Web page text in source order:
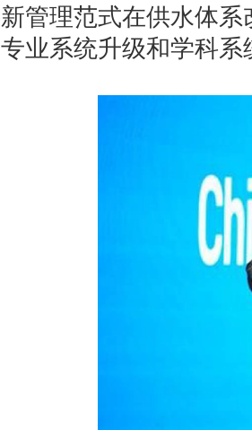
新管理范式在供水体
专业系统升级和学科